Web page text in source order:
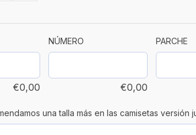
€0,00
NÚMERO
€0,00
PARCHE
una talla más en las camisetas versión